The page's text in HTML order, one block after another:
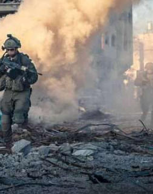
Das ist
Abutbul
„Die
weitaus